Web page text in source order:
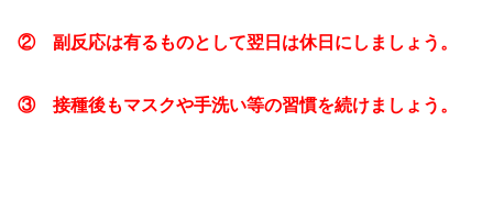
② 副反応は有るものとして翌日は休日にしましょう。
③ 接種後もマスクや手洗い等の習慣を続けましょう。